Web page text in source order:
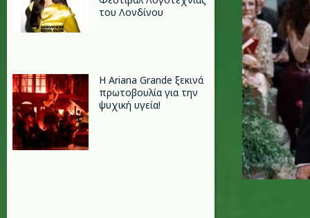
του Λονδίνου
Η Ariana Grande ξεκινά
πρωτοβουλία για την
ψυχική υγεία!